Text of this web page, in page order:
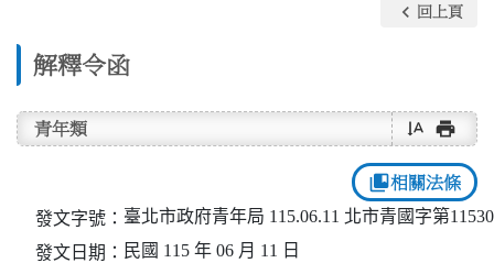
解釋令函
keyboard_arrow_left 回上頁
青年類 text_rotate_vertical print
collections_bookmark相關法條
發文字號： 臺北市政府青年局 115.06.11 北市青國字第
發文日期： 民國 115 年 06 月 11 日